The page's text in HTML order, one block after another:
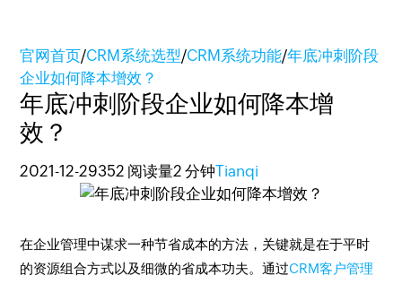
官网首页/CRM系统选型/CRM系统功能/年底冲刺阶段
企业如何降本增效？
年底冲刺阶段企业如何降本增
效？
2021-12-29352 阅读量2 分钟Tianqi
在企业管理中谋求一种节省成本的方法，关键就是在于平时
的资源组合方式以及细微的省成本功夫。通过CRM客户管理